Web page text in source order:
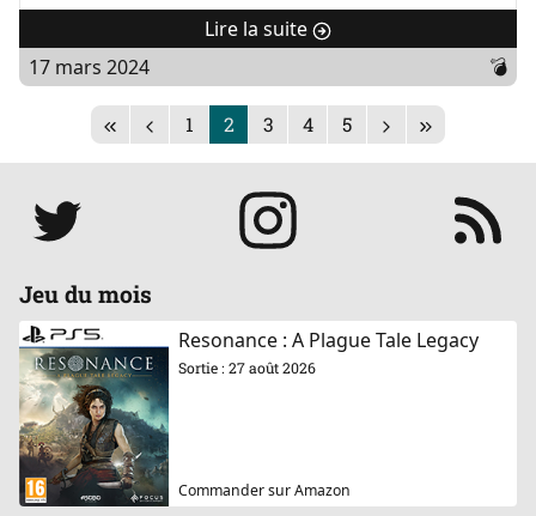
Lire la suitede
[Test]
Abriss"
17 mars 2024
💣
g
1 2 3 4 5
Réseaux
Jeu du mois
Resonance : A Plague Tale Legacy
Sortie : 27 août 2026
Commander sur Amazon